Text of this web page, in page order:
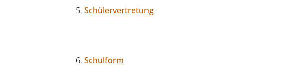
Schülervertretung
Schulform